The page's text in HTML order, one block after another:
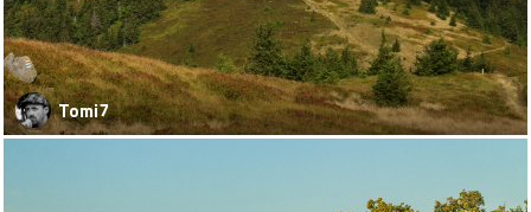
Tomi7